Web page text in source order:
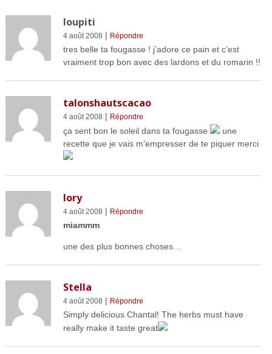
loupiti
4 août 2008 | Répondre
tres belle ta fougasse ! j’adore ce pain et c’est
vraiment trop bon avec des lardons et du romarin !!
talonshautscacao
4 août 2008 | Répondre
ça sent bon le soleil dans ta fougasse
une
recette que je vais m’empresser de te piquer merci
lory
4 août 2008 | Répondre
miammm
une des plus bonnes choses…
Stella
4 août 2008 | Répondre
Simply delicious Chantal! The herbs must have
really make it taste great